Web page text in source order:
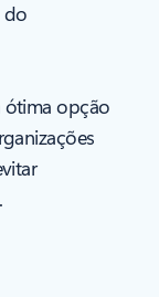
do
ótima opção